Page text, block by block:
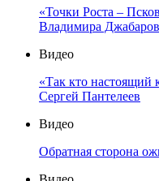
«Точки Роста –
Владимира
Видео
«Так кто настоящий
Сергей Пантелеев
Видео
Обратная сторона